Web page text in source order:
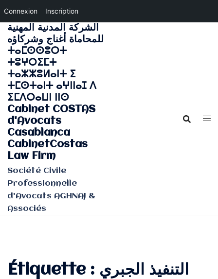
Connexion Inscription
Aller
au
contenu
الشركة المدنية المهنية
للمحاماة أغناج وشركاؤه
ⵜⴰⵎⵙⵙⵓⵔⵜ
ⵜⵓⵖⵔⵉⵎⵜ
ⵜⴰⵣⵣⵓⵍⴰⵏⵜ ⵉ
ⵜⵎⵙⵜⴰⵏⵜ ⴰⵖⵏⵏⴰⵊ ⴷ
ⵉⵎⴷⵔⴰⵡⵏ ⵏⵏⵙ
Cabinet COSTAS
d'Avocats
Casablanca
CabinetCostas
Law Firm
Société Civile
Professionnelle
d'Avocats AGHNAJ &
Associés
Étiquette : التنفيذ الجبري